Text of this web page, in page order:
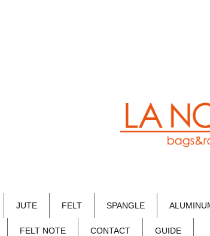
JUTE FELT SPANGLE
FELT NOTE CONTACT GUIDE